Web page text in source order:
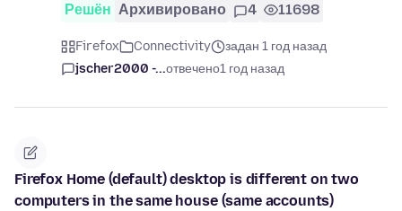
Решён Архивировано 4 11698
Firefox Connectivity
задан 1 год назад
jscher2000 -...отвечено1 год назад
Firefox Home (default) desktop is different on two
computers in the same house (same accounts)